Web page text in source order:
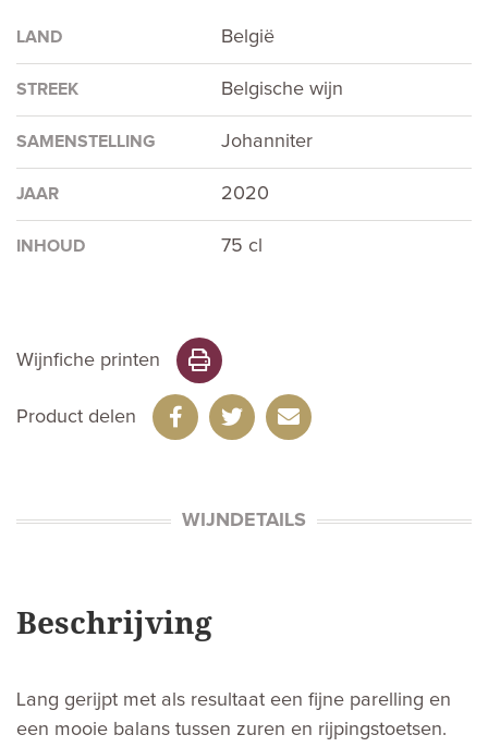
LAND België
STREEK Belgische wijn
SAMENSTELLING Johanniter
JAAR 2020
INHOUD 75 cl
Wijnfiche printen
Product delen
WIJNDETAILS
Beschrijving
Lang gerijpt met als resultaat een fijne parelling en
een mooie balans tussen zuren en rijpingstoetsen.